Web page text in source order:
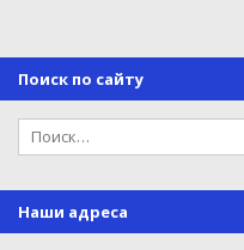
Поиск по сайту
Наши адреса